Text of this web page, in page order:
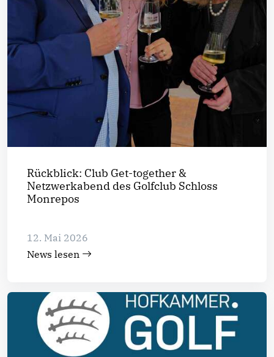
Rückblick: Club Get-together &
Netzwerkabend des Golfclub Schloss
Monrepos
12. Mai 2026
News lesen